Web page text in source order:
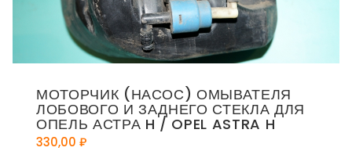
МОТОРЧИК (НАСОС) ОМЫВАТЕЛЯ
ЛОБОВОГО И ЗАДНЕГО СТЕКЛА ДЛЯ
ОПЕЛЬ АСТРА H / OPEL ASTRA H
330,00 ₽